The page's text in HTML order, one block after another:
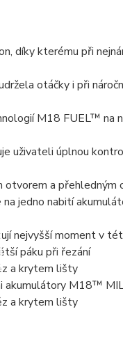
díky kterému při
otáčky i při
M18 FUEL™ na
uživateli úplnou
otvorem a přehledným
jedno nabití
nejvyšší moment v
páku při řezání
a krytem lišty
akumulátory M18™
a krytem lišty